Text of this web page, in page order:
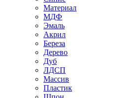
Материал
МДФ
Эмаль
Акрил
Береза
Дерево
Дуб
ЛДСП
Массив
Пластик